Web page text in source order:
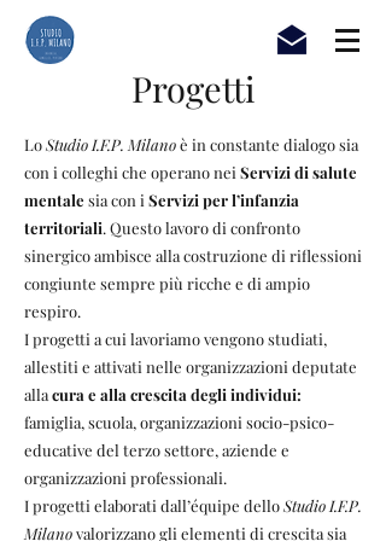
Progetti
LoStudio I.F.P. Milanoè in constante dialogo sia
con i colleghi che operano nei Servizi di salute
mentale sia con i Servizi per l’infanzia
territoriali. Questo lavoro di confronto
sinergico ambisce alla costruzione di riflessioni
congiunte sempre più ricche e di ampio
respiro.
I progetti a cui lavoriamo vengono studiati,
allestiti e attivati nelle organizzazioni deputate
allacura e alla crescita degli individui:
famiglia, scuola, organizzazioni socio-psico-
educative del terzo settore, aziende e
organizzazioni professionali.
I progetti elaborati dall’équipe delloStudio I.F.P.
Milanovalorizzano gli elementi di crescita sia